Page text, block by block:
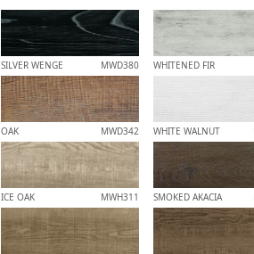
SILVER WENGE MWD380 WHITENED FIR
OAK MWD342 WHITE WALNUT
ICE OAK MWH311 SMOKED AKACIA